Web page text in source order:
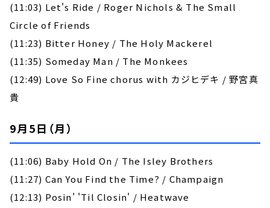
(11:03) Let's Ride / Roger Nichols & The Small
Circle of Friends
(11:23) Bitter Honey / The Holy Mackerel
(11:35) Someday Man / The Monkees
(12:49) Love So Fine chorus with カジヒデキ / 野宮真
貴
9月5日（月）
(11:06) Baby Hold On / The Isley Brothers
(11:27) Can You Find the Time? / Champaign
(12:13) Posin' 'Til Closin' / Heatwave